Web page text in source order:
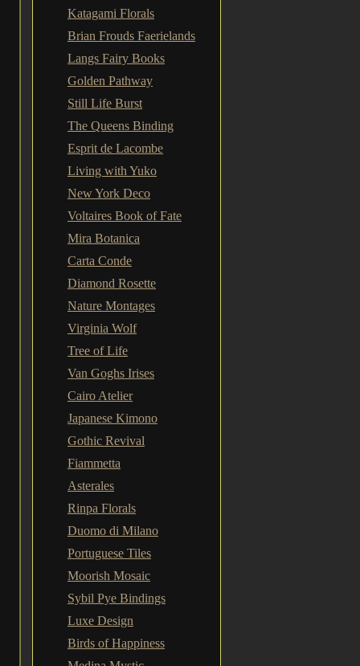
Katagami Florals
Brian Frouds Faerielands
Langs Fairy Books
Golden Pathway
Still Life Burst
The Queens Binding
Esprit de Lacombe
Living with Yuko
New York Deco
Voltaires Book of Fate
Mira Botanica
Carta Conde
Diamond Rosette
Nature Montages
Virginia Wolf
Tree of Life
Van Goghs Irises
Cairo Atelier
Japanese Kimono
Gothic Revival
Fiammetta
Asterales
Rinpa Florals
Duomo di Milano
Portuguese Tiles
Moorish Mosaic
Sybil Pye Bindings
Luxe Design
Birds of Happiness